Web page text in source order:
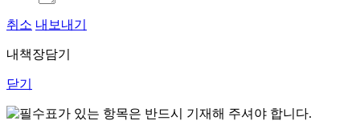
취소 내보내기
내책장담기
닫기
표가 있는 항목은 반드시 기재해 주셔야 합니다.